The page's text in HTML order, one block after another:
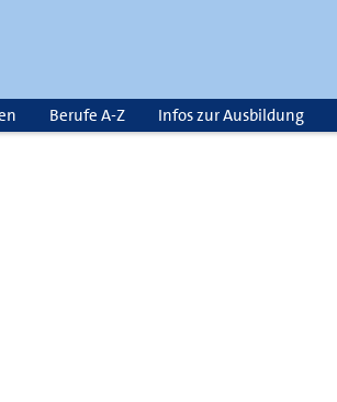
Berufe A-Z Infos zur Ausbildung